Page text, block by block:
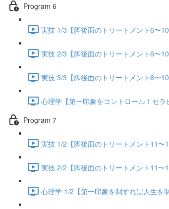
Program 6
実技 1/3【脚後面のトリートメント6〜
実技 2/3【脚後面のトリートメント6〜
実技 3/3【脚後面のトリートメント6〜
心理学【第一印象をコントロール！セ
Program 7
実技 1/2【脚後面のトリートメント11〜
実技 2/2【脚後面のトリートメント11〜
心理学 1/2【第一印象を制すれば人生を